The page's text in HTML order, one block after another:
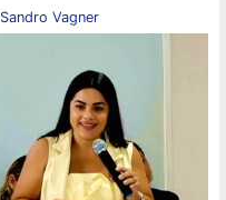
Sandro Vagner